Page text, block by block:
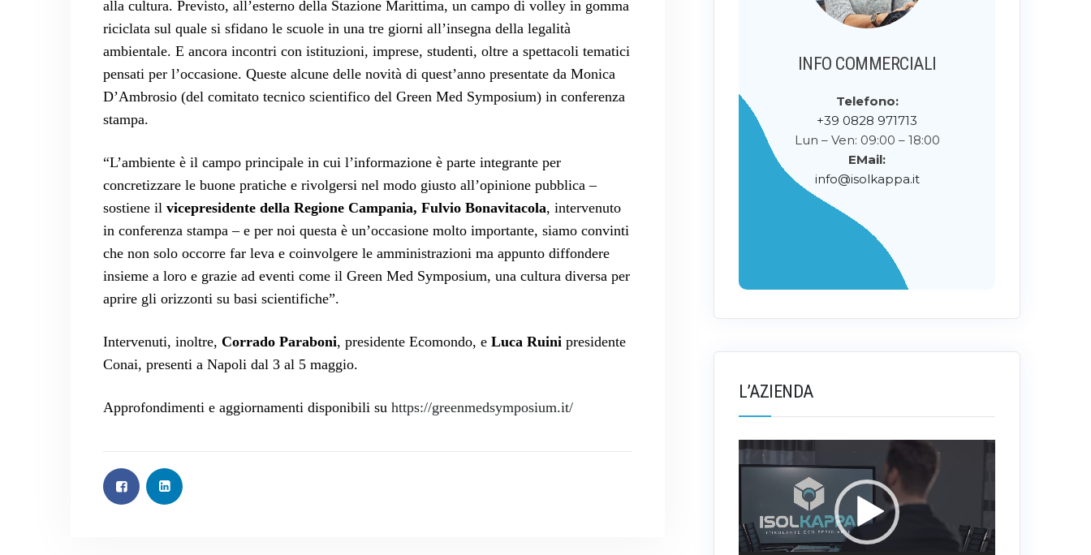
alla cultura. Previsto, all’esterno della Stazione Marittima, un campo di volley in gomma
riciclata sul quale si sfidano le scuole in una tre giorni all’insegna della legalità
ambientale. E ancora incontri con istituzioni, imprese, studenti, oltre a spettacoli tematici
pensati per l’occasione. Queste alcune delle novità di quest’anno presentate da Monica
D’Ambrosio (del comitato tecnico scientifico del Green Med Symposium) in conferenza
stampa.
“L’ambiente è il campo principale in cui l’informazione è parte integrante per
concretizzare le buone pratiche e rivolgersi nel modo giusto all’opinione pubblica –
sostiene il vicepresidente della Regione Campania, Fulvio Bonavitacola, intervenuto
in conferenza stampa – e per noi questa è un’occasione molto importante, siamo convinti
che non solo occorre far leva e coinvolgere le amministrazioni ma appunto diffondere
insieme a loro e grazie ad eventi come il Green Med Symposium, una cultura diversa per
aprire gli orizzonti su basi scientifiche”.
Intervenuti, inoltre, Corrado Paraboni, presidente Ecomondo, e Luca Ruini presidente
Conai, presenti a Napoli dal 3 al 5 maggio.
Approfondimenti e aggiornamenti disponibili su https://greenmedsymposium.it/
INFO COMMERCIALI
Telefono:
+39 0828 971713
Lun – Ven: 09:00 – 18:00
EMail:
info@isolkappa.it
L’AZIENDA
Video
Player